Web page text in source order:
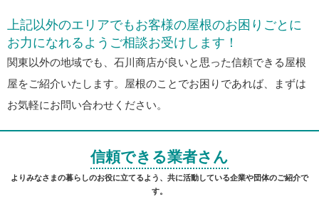
上記以外のエリアでもお客様の屋根のお困りごとに
お力になれるようご相談お受けします！
関東以外の地域でも、石川商店が良いと思った信頼できる屋根
屋をご紹介いたします。屋根のことでお困りであれば、まずは
お気軽にお問い合わせください。
信頼できる業者さん
よりみなさまの暮らしのお役に立てるよう、共に活動している企業や団体のご紹介で
す。